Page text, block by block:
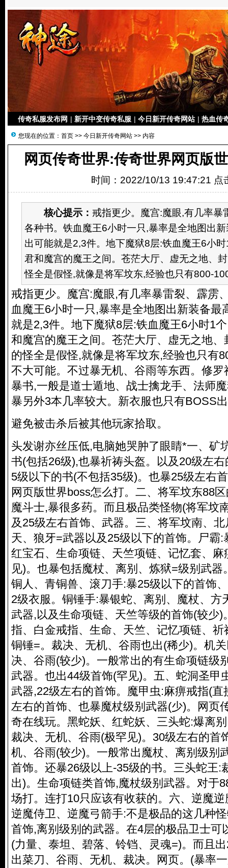
传奇私服发布网 | 新开中变传奇私服 | 今日新开传奇网站 | 热血传
您现在的位置： 首页 >> 今日新开传奇网站 >> 内容
网页传奇世界:传奇世界网页版
时间：2022/10/13 19:47:21 点
核心提示： 戒指更少。魔宫:魔眼,有几率暴
各种书。铁血魔王6小时一只,暴率是全地图出
出可能就是2,3件。地下魔狱8层:铁血魔王6小
君和魔宫的魔王之间。苍茫大厅、虚无之地、
怪全是假怪,就像是将军坟东,经验也只有800-
戒指更少。魔宫:魔眼,有几率暴雷裂、霹雳
血魔王6小时一只,暴率是全地图出新装备最
就是2,3件。地下魔狱8层:铁血魔王6小时1
和魔宫的魔王之间。苍茫大厅、虚无之地
的怪全是假怪,就像是将军坟东,经验也只有
不大可能。不过暴无机、谷雨等东西。修
暴书,一般是道士遁地、战士擒龙手、法师
暴另外3本几率较大。新衣服也只有BOSS
避免被击杀后被其他玩家拾取。
头发谢亦丝压低,电脑她哭肿了眼睛*一、矿
书(包括26级),也暴祈祷头盔。以及20级左
5级以下的书(不包括35级)。也暴25级左右
网页版世界boss怎么打。二、将军坟东88
魔斗士,暴很多药。而且极品类怪物(将军坟
及25级左右首饰、武器。三、将军坟南、
天、狼牙=武器以及25级以下的首饰。尸霸
红宝石、生命项链、天竺项链、记忆套、
见)。也暴包括魔杖、离别、炼狱=级别武
铜人、青铜兽、滚刀手:暴25级以下的首饰
2级衣服。铜锤手:暴银蛇、离别、魔杖、方
武器,以及生命项链、天竺等级的首饰(较少)
指、白金戒指、生命、天竺、记忆项链、
铜锤=。裁决、无机、谷雨也出(稀少)。机
决、谷雨(较少)。一般常出的有生命项链级
武器。也出44级首饰(罕见)。五、蛇洞圣甲
武器,22级左右的首饰。魔甲虫:麻痹戒指(直
左右的首饰、也暴魔杖级别武器(少)。
网页
奇在线玩。黑蛇妖、红蛇妖、三头蛇:爆离
裁决、无机、谷雨(极罕见)。30级左右的首
机、谷雨(较少)。一般常出魔杖、离别级别
首饰。还暴26级以上-35级的书。三头蛇王:
出)。生命项链类首饰,魔杖级别武器。对于
场打。连打10只应该有收获的。六、逆魔
逆魔侍卫、逆魔弓箭手:不是极品的这几种
首饰,离别级别的武器。在4层的极品卫士可
(力量、泰坦、碧落、铃铛、灵魂=)。而且
出菜刀、谷雨、无机、裁决。网页。(暴率